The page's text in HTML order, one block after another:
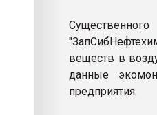
веществ в
данные
предприятия.